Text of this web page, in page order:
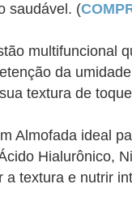
saudável. (
multifuncional
da
textura de
Almofada ideal
Hialurônico,
textura e nutrir